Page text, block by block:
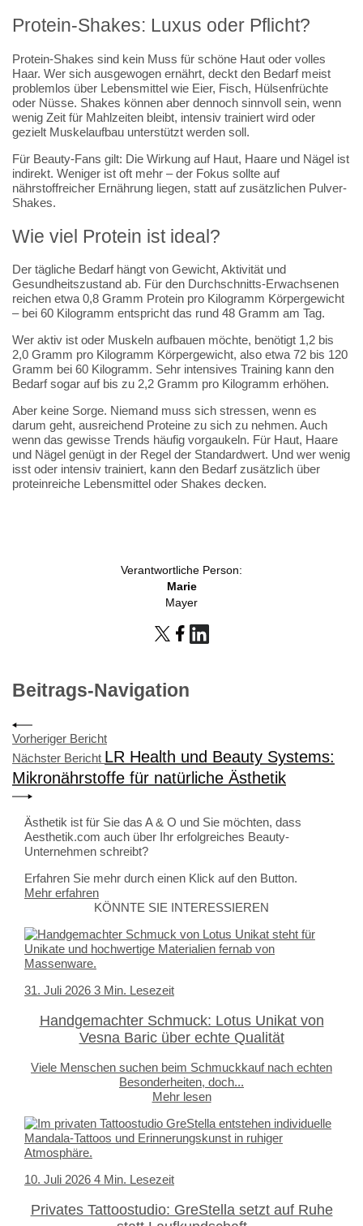
Protein-Shakes: Luxus oder Pflicht?
Protein-Shakes sind kein Muss für schöne Haut oder volles
Haar. Wer sich ausgewogen ernährt, deckt den Bedarf meist
problemlos über Lebensmittel wie Eier, Fisch, Hülsenfrüchte
oder Nüsse. Shakes können aber dennoch sinnvoll sein, wenn
wenig Zeit für Mahlzeiten bleibt, intensiv trainiert wird oder
gezielt Muskelaufbau unterstützt werden soll.
Für Beauty-Fans gilt: Die Wirkung auf Haut, Haare und Nägel ist
indirekt. Weniger ist oft mehr – der Fokus sollte auf
nährstoffreicher Ernährung liegen, statt auf zusätzlichen Pulver-
Shakes.
Wie viel Protein ist ideal?
Der tägliche Bedarf hängt von Gewicht, Aktivität und
Gesundheitszustand ab. Für den Durchschnitts-Erwachsenen
reichen etwa 0,8 Gramm Protein pro Kilogramm Körpergewicht
– bei 60 Kilogramm entspricht das rund 48 Gramm am Tag.
Wer aktiv ist oder Muskeln aufbauen möchte, benötigt 1,2 bis
2,0 Gramm pro Kilogramm Körpergewicht, also etwa 72 bis 120
Gramm bei 60 Kilogramm. Sehr intensives Training kann den
Bedarf sogar auf bis zu 2,2 Gramm pro Kilogramm erhöhen.
Aber keine Sorge. Niemand muss sich stressen, wenn es
darum geht, ausreichend Proteine zu sich zu nehmen. Auch
wenn das gewisse Trends häufig vorgaukeln. Für Haut, Haare
und Nägel genügt in der Regel der Standardwert. Und wer wenig
isst oder intensiv trainiert, kann den Bedarf zusätzlich über
proteinreiche Lebensmittel oder Shakes decken.
Verantwortliche Person:
Marie
Mayer
Beitrags-Navigation
Vorheriger Bericht
Nächster Bericht LR Health und Beauty Systems:
Mikronährstoffe für natürliche Ästhetik
Ästhetik ist für Sie das A & O und Sie möchten, dass
Aesthetik.com auch über Ihr erfolgreiches Beauty-
Unternehmen schreibt?
Erfahren Sie mehr durch einen Klick auf den Button.
Mehr erfahren
KÖNNTE SIE INTERESSIEREN
31. Juli 2026 3 Min. Lesezeit
Handgemachter Schmuck: Lotus Unikat von
Vesna Baric über echte Qualität
Viele Menschen suchen beim Schmuckkauf nach echten
Besonderheiten, doch...
Mehr lesen
10. Juli 2026 4 Min. Lesezeit
Privates Tattoostudio: GreStella setzt auf Ruhe